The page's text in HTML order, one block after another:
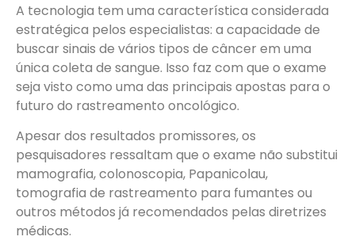
A tecnologia tem uma característica considerada
estratégica pelos especialistas: a capacidade de
buscar sinais de vários tipos de câncer em uma
única coleta de sangue. Isso faz com que o exame
seja visto como uma das principais apostas para o
futuro do rastreamento oncológico.
Apesar dos resultados promissores, os
pesquisadores ressaltam que o exame não substitui
mamografia, colonoscopia, Papanicolau,
tomografia de rastreamento para fumantes ou
outros métodos já recomendados pelas diretrizes
médicas.